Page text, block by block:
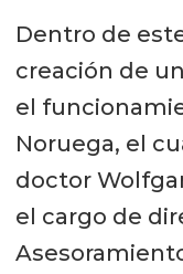
Dentro de
creación de
el
Noruega, el
doctor
el cargo de